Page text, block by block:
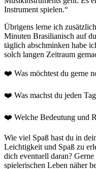
Instrument spielen.“
Übrigens lerne ich
Minuten Brasilianisch auf
täglich abschminken habe
solch langen Zeitraum
❤️ Was möchtest du gerne
❤️ Was machst du jeden
❤️ Welche Bedeutung und
Wie viel Spaß hast du in
Leichtigkeit und Spaß zu
dich eventuell daran?
spielerischen Leben näher